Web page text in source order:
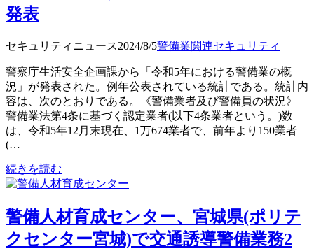
発表
セキュリティニュース2024/8/5警備業関連セキュリティ
警察庁生活安全企画課から「令和5年における警備業の概
況」が発表された。例年公表されている統計である。統計内
容は、次のとおりである。《警備業者及び警備員の状況》
警備業法第4条に基づく認定業者(以下4条業者という。)数
は、令和5年12月末現在、1万674業者で、前年より150業者
(…
続きを読む
警備人材育成センター、宮城県(ポリテ
クセンター宮城)で交通誘導警備業務2